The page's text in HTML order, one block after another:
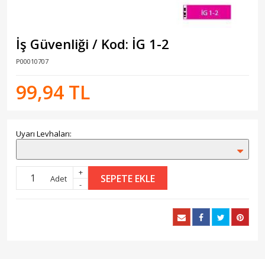
İş Güvenliği / Kod: İG 1-2
P00010707
99,94 TL
Uyarı Levhaları:
Adet
+
-
SEPETE EKLE